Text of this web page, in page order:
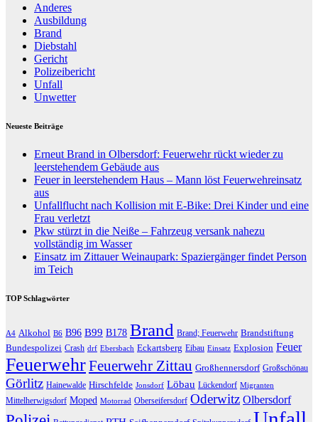
Anderes
Ausbildung
Brand
Diebstahl
Gericht
Polizeibericht
Unfall
Unwetter
Neueste Beiträge
Erneut Brand in Olbersdorf: Feuerwehr rückt wieder zu
leerstehendem Gebäude aus
Feuer in leerstehendem Haus – Mann löst Feuerwehreinsatz
aus
Unfallflucht nach Kollision mit E-Bike: Drei Kinder und eine
Frau verletzt
Pkw stürzt in die Neiße – Fahrzeug versank nahezu
vollständig im Wasser
Einsatz im Zittauer Weinaupark: Spaziergänger findet Person
im Teich
TOP Schlagwörter
A4 Alkohol B6 B96 B99 B178 Brand Brand; Feuerwehr Brandstiftung
Bundespolizei Crash drf Ebersbach Eckartsberg Eibau Einsatz Explosion Feuer
FeuerwehrFeuerwehr Zittau Großhennersdorf Großschönau
Görlitz Hainewalde Hirschfelde Jonsdorf Löbau Lückendorf Migranten
Mittelherwigsdorf Moped Motorrad Oberseifersdorf Oderwitz Olbersdorf